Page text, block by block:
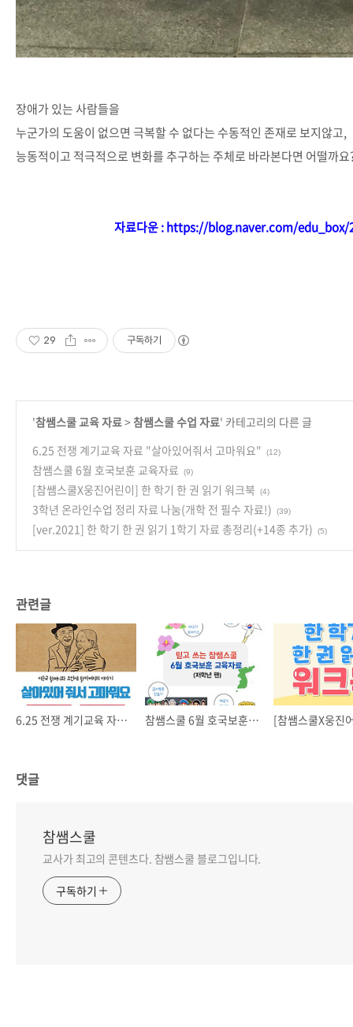
장애가 있는 사람들을
누군가의 도움이 없으면 극복할 수 없다는 수동적인 존재로 보지않고,
능동적이고 적극적으로 변화를 추구하는 주체로 바라본다면 어떨까요
자료다운 :https://blog.naver.com/edu_box/
29 구독하기
'참쌤스쿨 교육 자료> 참쌤스쿨 수업 자료' 카테고리의 다른 글
6.25 전쟁 계기교육 자료 "살아있어줘서 고마워요"
(12)
참쌤스쿨 6월 호국보훈 교육자료 (9)
[참쌤스쿨X웅진어린이] 한 학기 한 권 읽기 워크북 (4)
3학년 온라인수업 정리 자료 나눔(개학 전 필수 자료!) (39)
[ver.2021] 한 학기 한 권 읽기 1학기 자료 총정리(+14종 추가) (5)
관련글
6.25 전쟁 계기교육 자료 "살아있어줘서 고마워요" 참쌤스쿨 6월 호국보훈 교육자료
댓글
참쌤스쿨
교사가 최고의 콘텐츠다. 참쌤스쿨 블로그입니다.
구독하기